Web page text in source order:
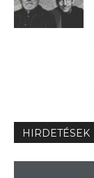
HIRDETÉSEK